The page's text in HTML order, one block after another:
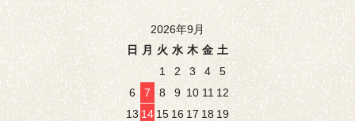
2026年9月
日
月 火 水 木 金 土
1
2 3 4
5
6
7 8 9 10 11 12
13 14 15 16 17 18 19